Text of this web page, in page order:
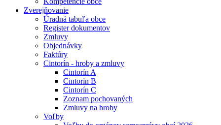
Zverejňovanie
Úradná tabuľa obce
Register dokumentov
Zmluvy
Objednávky
Faktúry
Cintorín - hroby a zmluvy
Cintorín A
Cintorín B
Cintorín C
Zoznam pochovaných
Zmluvy na hroby
Voľby